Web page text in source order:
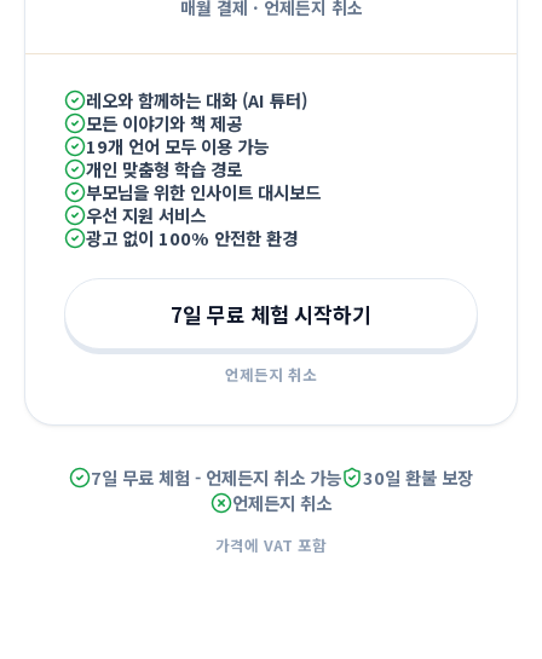
매월 결제 · 언제든지 취소
레오와 함께하는 대화 (AI 튜터)
모든 이야기와 책 제공
19개 언어 모두 이용 가능
개인 맞춤형 학습 경로
부모님을 위한 인사이트 대시보드
우선 지원 서비스
광고 없이 100% 안전한 환경
7일 무료 체험 시작하기
언제든지 취소
7일 무료 체험 - 언제든지 취소 가능
30일 환불 보장
언제든지 취소
가격에 VAT 포함